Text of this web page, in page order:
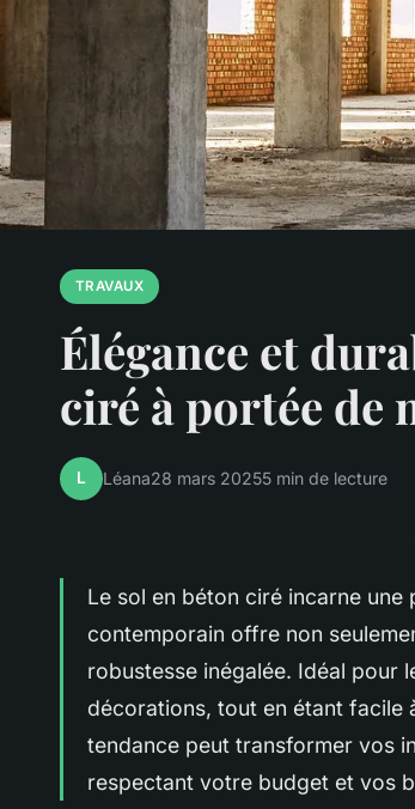
TRAVAUX
Élégance et
ciré à portée de
L Léana28 mars 20255 min de lecture
Le sol en béton ciré incarne
contemporain offre non
robustesse inégalée. Idéal pour
décorations, tout en étant facile
tendance peut transformer vos
respectant votre budget et vos